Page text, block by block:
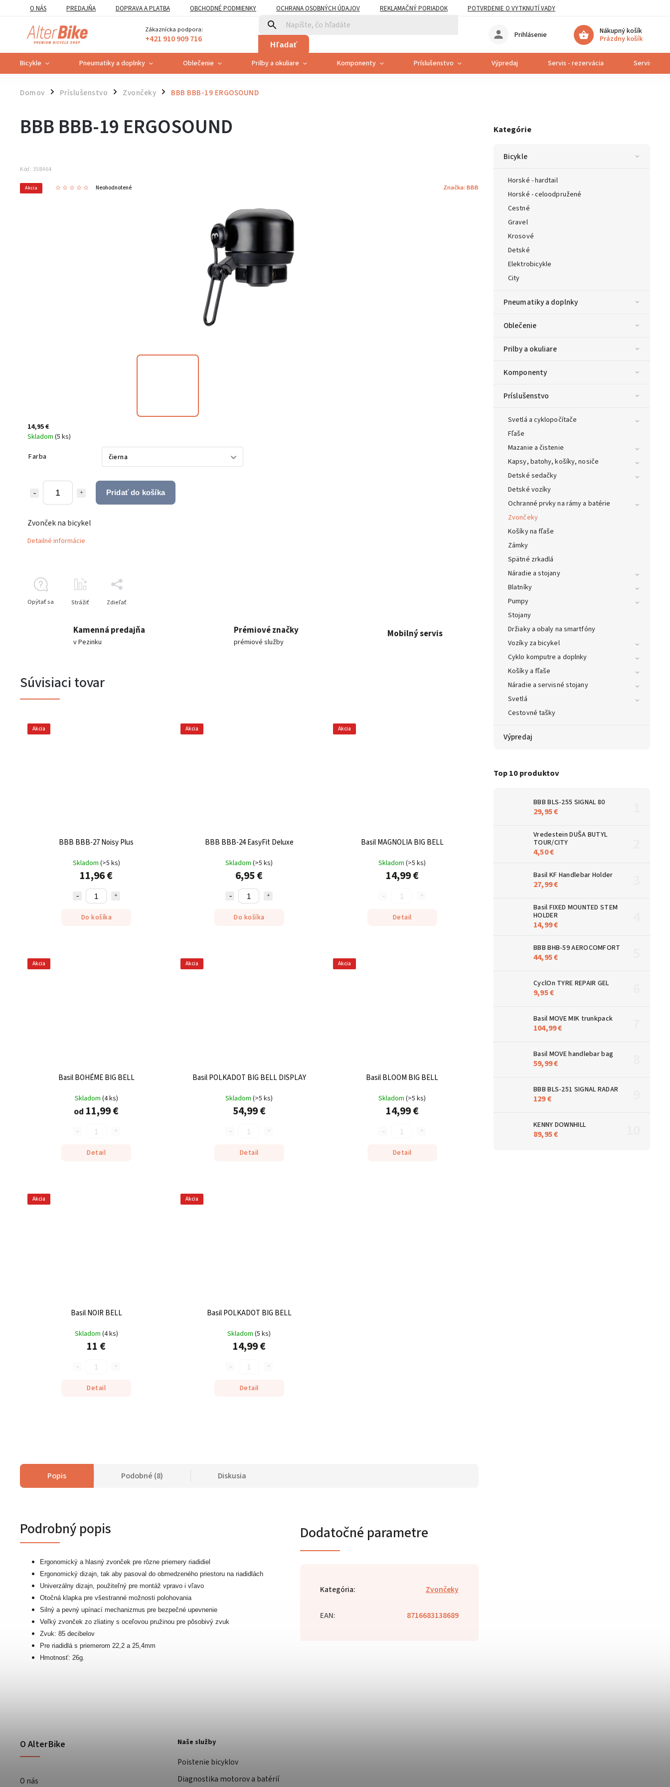
O NÁS PREDAJŇA DOPRAVA A PLATBA OBCHODNÉ PODMIENKY OCHRANA OSOBNÝCH ÚDAJOV REKLAMAČNÝ PORIADOK
POTVRDENIE O VYTKNUTÍ VADY
POUČENIE O UPLATNENÍ PRÁVA SPOTREBITEĽA NA ODSTÚPENIE
Zákaznícka podpora:
+421 910 909 716 Hľadať
Nákupný košík
Prázdny košík
Prihlásenie
Bicykle Pneumatiky a doplnky Oblečenie Prilby a okuliare Komponenty Príslušenstvo Výpredaj Servis - rezervácia Servis
Domov / Príslušenstvo / Zvončeky / BBB BBB-19 ERGOSOUND
Kategórie
Bicykle
Horské - hardtail
Horské - celoodpružené
Cestné
Gravel
Krosové
Detské
Elektrobicykle
City
Pneumatiky a doplnky
Oblečenie
Prilby a okuliare
Komponenty
Príslušenstvo
Svetlá a cyklopočítače
Fľaše
Mazanie a čistenie
Kapsy, batohy, košíky, nosiče
Detské sedačky
Detské vozíky
Ochranné prvky na rámy a batérie
Zvončeky
Košíky na fľaše
Zámky
Spätné zrkadlá
Náradie a stojany
Blatníky
Pumpy
Stojany
Držiaky a obaly na smartfóny
Vozíky za bicykel
Cyklo komputre a doplnky
Košíky a fľaše
Náradie a servisné stojany
Svetlá
Cestovné tašky
Výpredaj
Top 10 produktov
BBB BLS-255 SIGNAL 80
29,95 €
Vredestein DUŠA BUTYL
TOUR/CITY
4,50 €
Basil KF Handlebar Holder
27,99 €
Basil FIXED MOUNTED STEM
HOLDER
14,99 €
BBB BHB-59 AEROCOMFORT
44,95 €
CyclOn TYRE REPAIR GEL
9,95 €
Basil MOVE MIK trunkpack
104,99 €
Basil MOVE handlebar bag
59,99 €
BBB BLS-251 SIGNAL RADAR
129 €
KENNY DOWNHILL
89,95 €
BBB BBB-19 ERGOSOUND
Kód: 358464
Akcia Neohodnotené Značka: BBB
14,95 €
Skladom (5 ks)
Farba
Pridať do košíka
Zvonček na bicykel
Detailné informácie
Opýtať sa Strážiť Zdieľať
Kamenná predajňa
v Pezinku
Prémiové značky
prémiové služby
Mobilný servis
Súvisiaci tovar
Akcia
BBB BBB-27 Noisy Plus
Skladom (>5 ks)
11,96 €
Do košíka
Akcia
BBB BBB-24 EasyFit Deluxe
Skladom(>5 ks)
6,95 €
Do košíka
Akcia
Basil MAGNOLIA BIG BELL
Skladom(>5 ks)
14,99 €
Detail
Akcia
Basil BOHÉME BIG BELL
Skladom (4 ks)
od 11,99 €
Detail
Akcia
Basil POLKADOT BIG BELL DISPLAY
Skladom(>5 ks)
54,99 €
Detail
Akcia
Basil BLOOM BIG BELL
Skladom(>5 ks)
14,99 €
Detail
Akcia
Basil NOIR BELL
Skladom (4 ks)
11 €
Detail
Akcia
Basil POLKADOT BIG BELL
Skladom(5 ks)
14,99 €
Detail
Popis Podobné (8) Diskusia
Podrobný popis
Ergonomický a hlasný zvonček pre rôzne priemery riadidiel
Ergonomický dizajn, tak aby pasoval do obmedzeného priestoru na riadidlách
Univerzálny dizajn, použiteľný pre montáž vpravo i vľavo
Otočná klapka pre všestranné možnosti polohovania
Silný a pevný upínací mechanizmus pre bezpečné upevnenie
Veľký zvonček zo zliatiny s oceľovou pružinou pre pôsobivý zvuk
Zvuk: 85 decibelov
Pre riadidlá s priemerom 22,2 a 25,4mm
Hmotnosť: 26g.
Dodatočné parametre
Kategória: Zvončeky
EAN: 8716683138689
O AlterBike
O nás
Naše služby
Poistenie bicyklov
Diagnostika motorov a batérií